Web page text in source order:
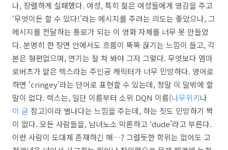
나, 장렬하게 실패했다. 여성, 특히 젊은 여성들에게 영감을 주고
‘무엇이든 할 수 있다!’라는 메시지를 주려는 의도는 좋았으나, 그
메시지를 전달하는 통로가 되는 이 영화 자체를 너무 못 만들었
다. 분명히 한 장면 안에서도 흐름이 뚝뚝 끊기는 느낌이 들고, 각
본은 형편없으며, 연기는 잘 쳐 봐야 그저 그렇다. 무엇보다 엠마
로버츠가 맡은 렉스라는 주인공 캐릭터가 너무 민망하다. 영어로
하면 ‘cringey’라는 단어로 표현할 수 있는데, 정말 이 말밖에 할
말이 없다. 렉스는, 일단 이름부터 소위 DQN 이름(나무위키나
이 글 참고)이라 별나다는 느낌을 주는데, 하는 짓도 민망하기 짝
이 없다. 모든 사람들을, 남녀노소 막론하고 ‘dude’라고 부른다.
이런 사람이 도대체 존재하긴 해…? 그럴듯한 학위는 없어도 고